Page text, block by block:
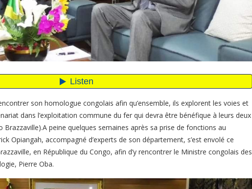
son homologue congolais afin qu’ensemble, ils explorent les voies et
dans l’exploitation commune du fer qui devra être bénéfique à leurs deux
Brazzaville).A peine quelques semaines après sa prise de fonctions au
Opiangah, accompagné d’experts de son département, s’est envolé ce
en République du Congo, afin d’y rencontrer le Ministre congolais des
Pierre Oba.